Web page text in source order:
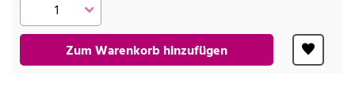
Zum Warenkorb hinzufügen